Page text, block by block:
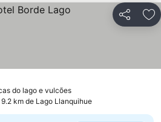
Partilhar
do lago e vulcões
9.2 km de Lago Llanquihue